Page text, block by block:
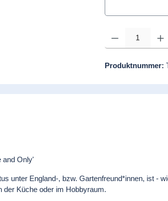
Produkt Anzahl: Gib
Produktnummer:
and Only'
unter England-, bzw. Gartenfreund*innen, ist -
der Küche oder im Hobbyraum.